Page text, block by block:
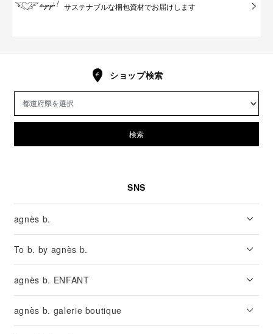
サステナブルな梱包資材でお届けします
ショップ検索
検索
SNS
agnès b.
To b. by agnès b.
agnès b. ENFANT
agnès b. galerie boutique